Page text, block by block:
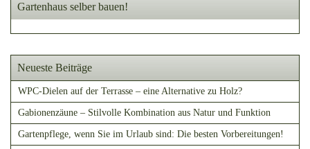
Gartenhaus selber bauen!
Neueste Beiträge
WPC-Dielen auf der Terrasse – eine Alternative zu Holz?
Gabionenzäune – Stilvolle Kombination aus Natur und Funktion
Gartenpflege, wenn Sie im Urlaub sind: Die besten Vorbereitungen!